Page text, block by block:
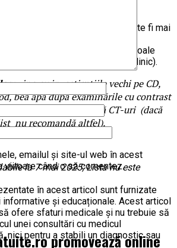
– de ex. pentru cardiologie poate fi mai
care menționează protocoale
de Copii, Regina Maria, CT Clinic).
vino cu investigațiile vechi pe CD,
bea apă după examinările cu contrast
de 6–12 luni între două CT-uri (dacă
nu recomandă altfel).
la 7 mai 2025; Lista nu este
în acest articol sunt furnizate
informative și educaționale. Acest articol
ofere sfaturi medicale și nu trebuie să
unei consultări cu medicul
nici pentru a stabili un diagnostic sau
emailul și site-ul web în acest
viitoare când o să comentez.
promovează online